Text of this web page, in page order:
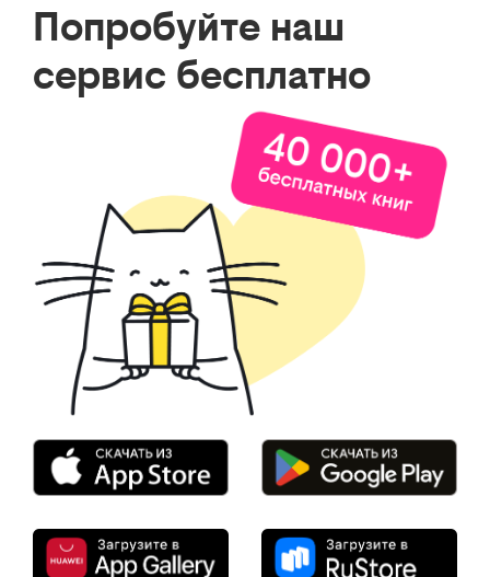
Попробуйте наш
сервис бесплатно